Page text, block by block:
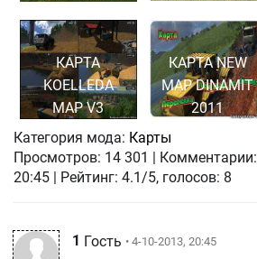
КАРТА
KOELLEDA
MAP V3
КАРТА NEW
MAP DINAMIT
2011
Категория мода: Карты
Просмотров: 14 301 Комментарии:
20:45
| Рейтинг: 4.1/5, голосов: 8
1 Гость • 4-10-2013, 20:45